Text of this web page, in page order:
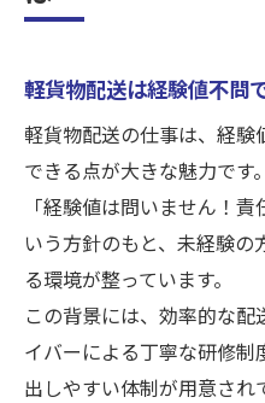
コース増大でド
目
10代〜50代まで
現場見学で分か
10代〜50代男女が活
幅広い年代が活
男女問わず未経
責任感ある方が
軽貨物配送は経験値不問
軽貨物配送の仕事は、経
できる点が大きな魅力です
「経験値は問いません！
いう方針のもと、未経験
る環境が整っています。
この背景には、効率的な
イバーによる丁寧な研修
出しやすい体制が用意され